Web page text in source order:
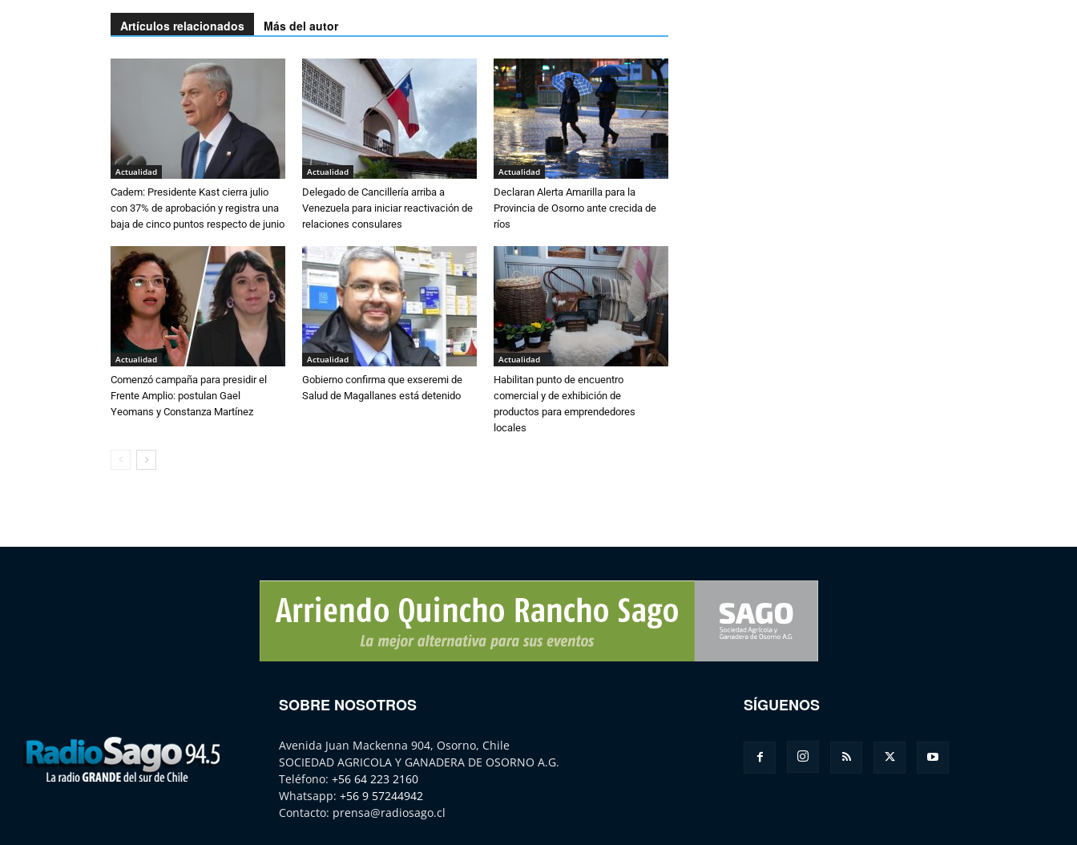
Artículos relacionados Más del autor
Actualidad
Cadem: Presidente Kast cierra julio
con 37% de aprobación y registra una
baja de cinco puntos respecto de junio
Actualidad
Delegado de Cancillería arriba a
Venezuela para iniciar reactivación de
relaciones consulares
Actualidad
Declaran Alerta Amarilla para la
Provincia de Osorno ante crecida de
ríos
Actualidad
Comenzó campaña para presidir el
Frente Amplio: postulan Gael
Yeomans y Constanza Martínez
Actualidad
Gobierno confirma que exseremi de
Salud de Magallanes está detenido
Actualidad
Habilitan punto de encuentro
comercial y de exhibición de
productos para emprendedores
locales
SOBRE NOSOTROS
Avenida Juan Mackenna 904, Osorno, Chile
SOCIEDAD AGRICOLA Y GANADERA DE OSORNO A.G.
Teléfono: +56 64 223 2160
Whatsapp: +56 9 57244942
Contacto: prensa@radiosago.cl
SÍGUENOS